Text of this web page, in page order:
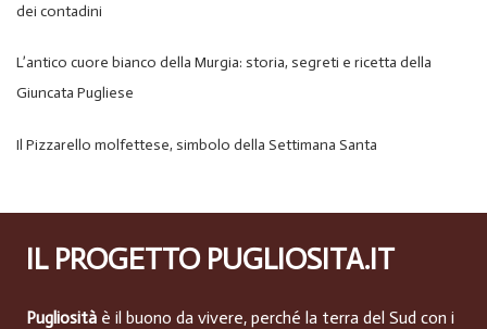
dei contadini
L’antico cuore bianco della Murgia: storia, segreti e ricetta della
Giuncata Pugliese
Il Pizzarello molfettese, simbolo della Settimana Santa
IL PROGETTO PUGLIOSITA.IT
Pugliosità è il buono da vivere, perché la terra del Sud con i